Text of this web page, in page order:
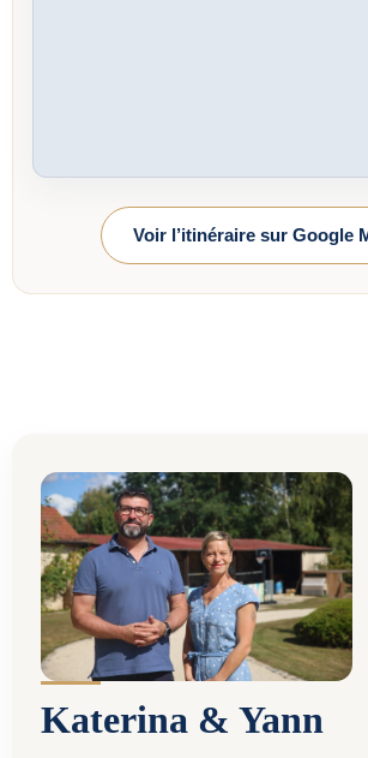
Voir l’itinéraire sur Google
Katerina & Yann